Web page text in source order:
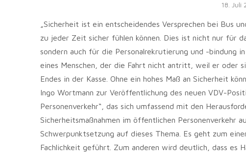
18. Juli
„Sicherheit ist ein entscheidendes Versprechen bei Bus
zu jeder Zeit sicher fühlen können. Dies ist nicht nur für
sondern auch für die Personalrekrutierung und -bindung
eines Menschen, der die Fahrt nicht antritt, weil er oder
Endes in der Kasse. Ohne ein hohes Maß an Sicherheit
Ingo Wortmann zur Veröffentlichung des neuen VDV-
Personenverkehr“, das sich umfassend mit den
Sicherheitsmaßnahmen im öffentlichen Personenverkehr
Schwerpunktsetzung auf dieses Thema. Es geht zum
Fachlichkeit geführt. Zum anderen wird deutlich, dass